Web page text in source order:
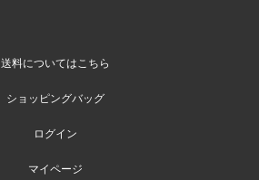
送料についてはこちら
ショッピングバッグ
ログイン
マイページ